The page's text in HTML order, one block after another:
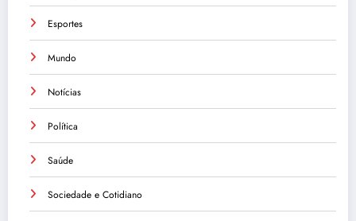
Esportes
Mundo
Notícias
Política
Saúde
Sociedade e Cotidiano